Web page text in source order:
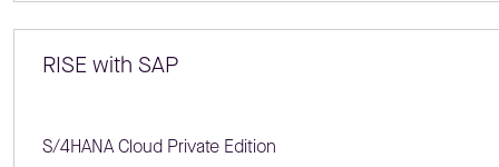
RISE with SAP
S/4HANA Cloud Private Edition